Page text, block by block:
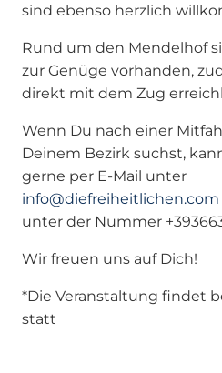
sind ebenso herzlich
Rund um den Mendelhof
zur Genüge vorhanden,
direkt mit dem Zug
Wenn Du nach einer
Deinem Bezirk suchst,
gerne per E-Mail unter
info@diefreiheitlichen.com
unter der Nummer
Wir freuen uns auf Dich!
*Die Veranstaltung findet
statt